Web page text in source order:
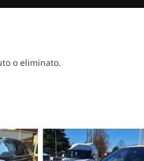
o eliminato.